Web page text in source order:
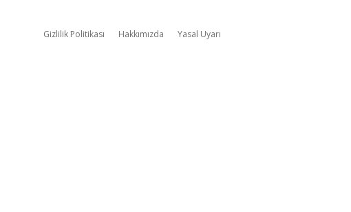
Gizlilik Politikası Hakkımızda Yasal Uyarı